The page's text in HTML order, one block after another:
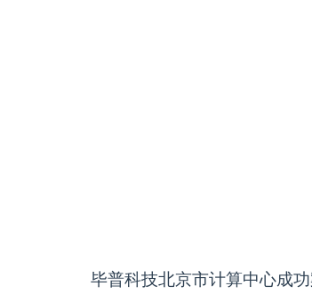
毕普科技北京市计算中心成功